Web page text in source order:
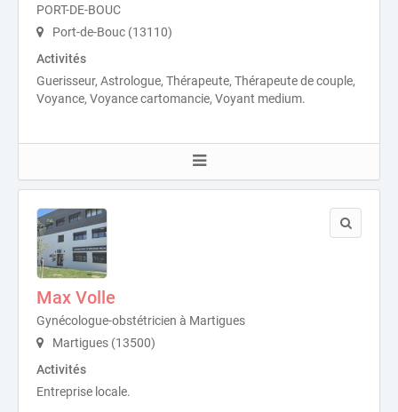
PORT-DE-BOUC
Port-de-Bouc (13110)
Activités
Guerisseur, Astrologue, Thérapeute, Thérapeute de couple,
Voyance, Voyance cartomancie, Voyant medium.
Max Volle
Gynécologue-obstétricien à Martigues
Martigues (13500)
Activités
Entreprise locale.